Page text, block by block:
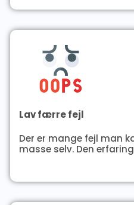
Lav færre fejl
Der er mange fejl man
masse selv. Den